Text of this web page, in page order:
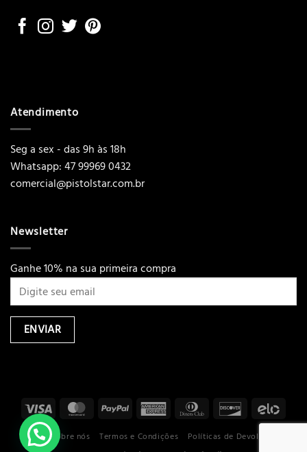
Atendimento
Seg a sex - das 9h às 18h
Whatsapp: 47 99969 0432
comercial@pistolstar.com.br
Newsletter
Ganhe 10% na sua primeira compra
Loja Sobre nós Termos e Condições Políticas de Devoluções